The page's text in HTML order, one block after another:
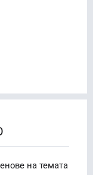
на темата